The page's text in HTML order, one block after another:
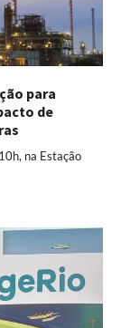
para
de
na Estação